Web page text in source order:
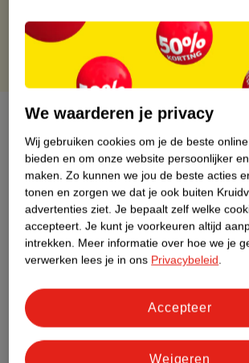
Over dit product
Productinformatie
Etiketinformatie
Nature Impact Score
Impact Score.
Meer informatie
We waarderen je privacy
Wij gebruiken cookies om je de beste
bieden en om onze website persoonlijker
maken. Zo kunnen we jou de beste acties
tonen en zorgen we dat je ook buiten
advertenties ziet. Je bepaalt zelf welke
accepteert. Je kunt je voorkeuren altijd
intrekken. Meer informatie over hoe we je
verwerken lees je in ons Privacybeleid.
Weigeren
Accepteer